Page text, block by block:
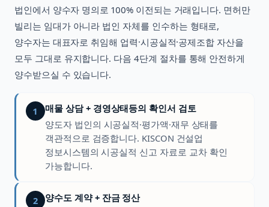
법인에서 양수자 명의로 100% 이전되는 거래입니다. 면허만
빌리는 임대가 아니라 법인 자체를 인수하는 형태로,
양수자는 대표자로 취임해 업력·시공실적·공제조합 자산을
모두 그대로 유지합니다. 다음 4단계 절차를 통해 안전하게
양수받으실 수 있습니다.
1
매물 상담 + 경영상태등의 확인서 검토
양도자 법인의 시공실적·평가액·재무 상태를
객관적으로 검증합니다. KISCON 건설업
정보시스템의 시공실적 신고 자료로 교차 확인
가능합니다.
2
양수도 계약 + 잔금 정산